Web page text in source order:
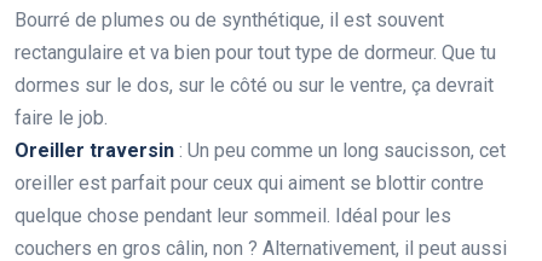
Bourré de plumes ou de synthétique, il est souvent
rectangulaire et va bien pour tout type de dormeur. Que tu
dormes sur le dos, sur le côté ou sur le ventre, ça devrait
faire le job.
Oreiller traversin : Un peu comme un long saucisson, cet
oreiller est parfait pour ceux qui aiment se blottir contre
quelque chose pendant leur sommeil. Idéal pour les
couchers en gros câlin, non ? Alternativement, il peut aussi